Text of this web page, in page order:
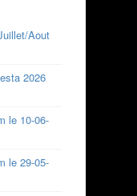
Aout
2026
le 10-06-
le 29-05-